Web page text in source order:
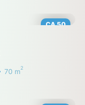
CA 50
70 m2